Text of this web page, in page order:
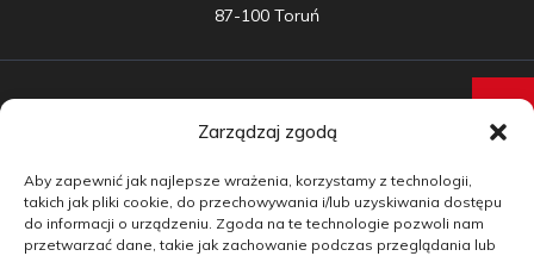
Zarządzaj zgodą
Aby zapewnić jak najlepsze wrażenia, korzystamy z technologii,
takich jak pliki cookie, do przechowywania i/lub uzyskiwania dostępu
do informacji o urządzeniu. Zgoda na te technologie pozwoli nam
przetwarzać dane, takie jak zachowanie podczas przeglądania lub
87-100 Toruń
Samochody nowe
Samochody używane
Auta w leasingu